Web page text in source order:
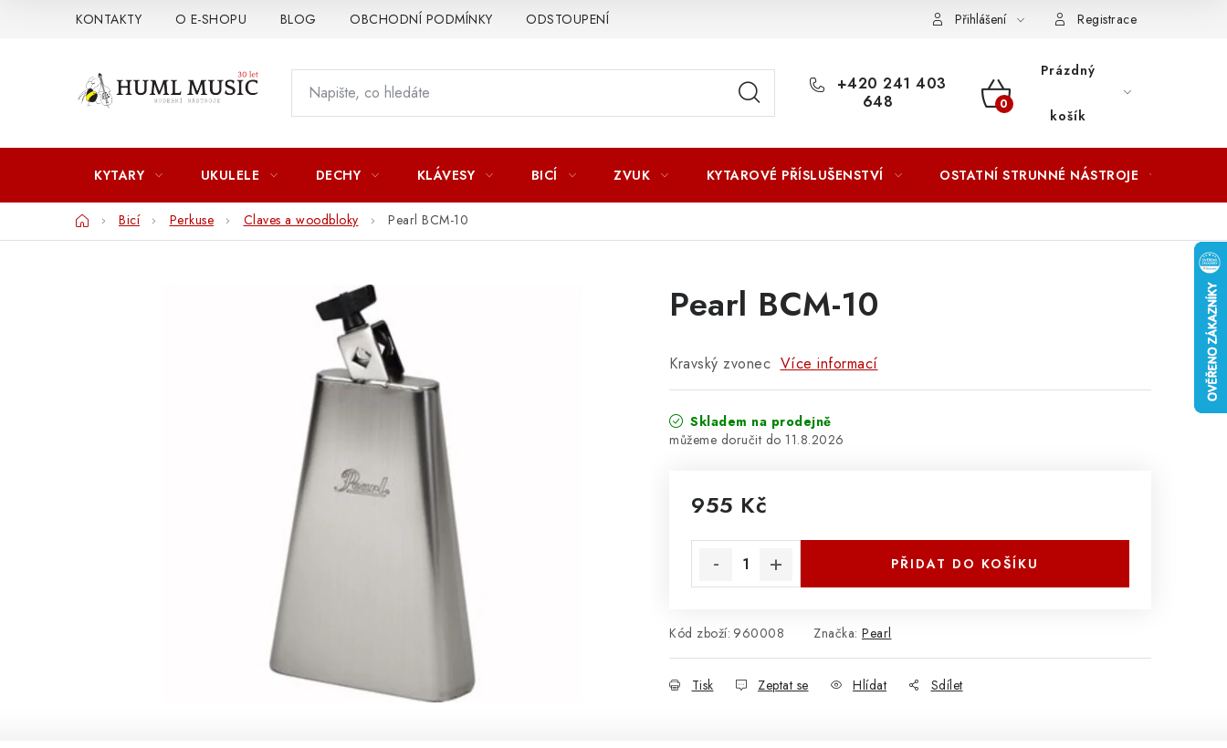
KONTAKTY O E-SHOPU BLOG OBCHODNÍ PODMÍNKY ODSTOUPENÍ OD SMLOUVY ZÁSADY ZPRACOVÁNÍ OSOBNÍCH ÚDAJŮ
Přihlášení Registrace
+420 241 403
648
NÁKUPNÍ
Prázdný
košík
KYTARY UKULELE DECHY KLÁVESY BICÍ ZVUK KYTAROVÉ PŘÍSLUŠENSTVÍ OSTATNÍ STRUNNÉ NÁSTROJE
DomůBicí Perkuse Claves a woodbloky Pearl BCM-10
Pearl BCM-10
Kravský zvonec Více informací
Skladem na prodejně
11.8.2026
955 Kč
PŘIDAT DO KOŠÍKU
Kód zboží: 960008 Značka: Pearl
Tisk Zeptat se Hlídat Sdílet